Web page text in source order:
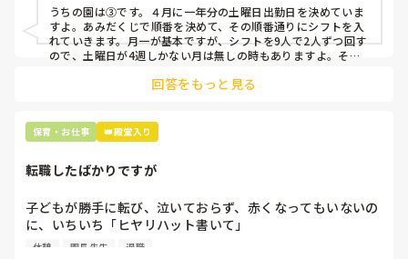
上記のいずれかの対策を取り入れることを考えています。
うちの園は③です。４月に一年分の土曜日出勤日を決めていま
すよ。あみだくじで順番を決めて、その順番通りにシフトを入
れていきます。月一が基本ですが、シフトを9人で2人ずつ回す
ので、土曜日が4週しかない月は無しの時もありますよ。その
て貰い、主任に報告してます。
回答をもっと見る
保育・お仕事 👑殿堂入り
転職したばかりですが
子どもが勝手に転び、泣いておらず、赤くなってもいないの
に、いちいち「ヒヤリハット書いて」
と書かされ
休憩 園長先生 退職